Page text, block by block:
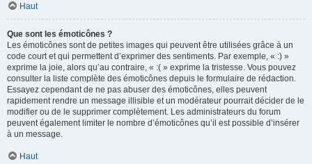
Haut
Que sont les émoticônes ?
Les émoticônes sont de petites images qui peuvent être utilisées grâce à un
code court et qui permettent d’exprimer des sentiments. Par exemple, « :) »
exprime la joie, alors qu’au contraire, « :( » exprime la tristesse. Vous pouvez
consulter la liste complète des émoticônes depuis le formulaire de rédaction.
Essayez cependant de ne pas abuser des émoticônes, elles peuvent
rapidement rendre un message illisible et un modérateur pourrait décider de le
modifier ou de le supprimer complètement. Les administrateurs du forum
peuvent également limiter le nombre d’émoticônes qu’il est possible d’insérer
à un message.
Haut